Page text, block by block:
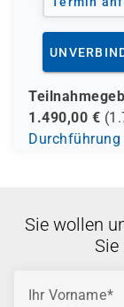
1.490,00 € (
Sie wollen
Ihr Vorname